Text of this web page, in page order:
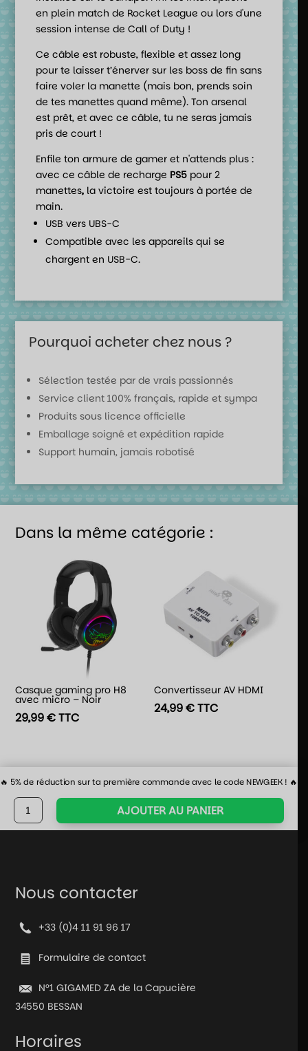
en plein match de Rocket League ou lors d'une
session intense de Call of Duty !
Ce câble est robuste, flexible et assez long
pour te laisser t’énerver sur les boss de fin sans
faire voler la manette (mais bon, prends soin
de tes manettes quand même). Ton arsenal
est prêt, et avec ce câble, tu ne seras jamais
pris de court !
Enfile ton armure de gamer et n'attends plus :
avec ce câble de recharge PS5 pour 2
manettes,la victoire est toujours à portée de
main.
USB vers UBS-C
Compatible avec les appareils qui se
chargent en USB-C.
Pourquoi acheter chez nous ?
Sélection testée par de vrais passionnés
Service client 100% français, rapide et sympa
Produits sous licence officielle
Emballage soigné et expédition rapide
Support humain, jamais robotisé
Dans la même catégorie :
Casque gaming pro H8
avec micro – Noir
29,99€TTC
Convertisseur AV HDMI
24,99€TTC
🔥 5% de réduction sur ta première commande avec le code NEWGEEK ! 🔥
quantité
de
de
type
pour
manettes
AJOUTER AU PANIER
Nous contacter
+33 (0)4 11 91 96 17
Formulaire de contact
N°1 GIGAMED ZA de la Capucière
34550 BESSAN
Horaires